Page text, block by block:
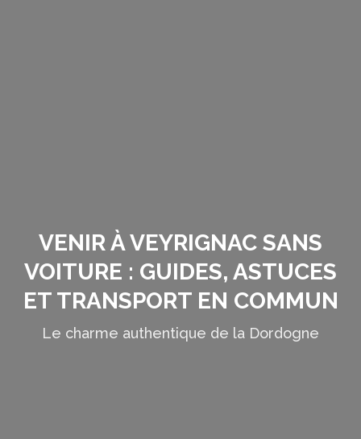
VENIR À VEYRIGNAC SANS
VOITURE : GUIDES, ASTUCES
ET TRANSPORT EN COMMUN
Le charme authentique de la Dordogne